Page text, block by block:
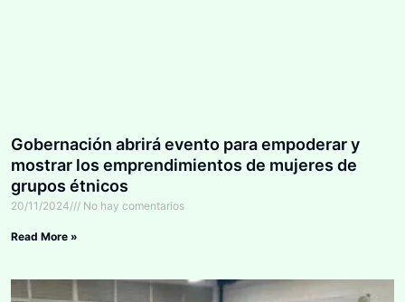
Gobernación abrirá evento para empoderar y
mostrar los emprendimientos de mujeres de
grupos étnicos
20/11/2024 No hay comentarios
Read More »